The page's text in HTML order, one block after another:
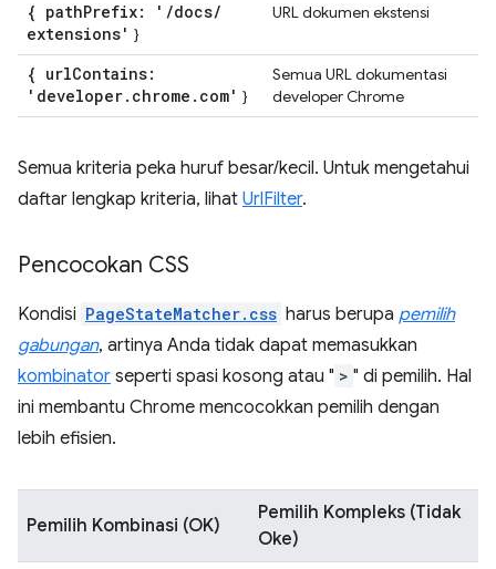
{ pathPrefix: ' /docs/
extensions' }
URL dokumen ekstensi
{ urlContains:
'developer. chrome . com' }
Semua URL dokumentasi
developer Chrome
Semua kriteria peka huruf besar/kecil. Untuk mengetahui
daftar lengkap kriteria, lihat UrlFilter.
Pencocokan CSS
Kondisi PageStateMatcher.css harus berupa pemilih
gabungan, artinya Anda tidak dapat memasukkan
kombinator seperti spasi kosong atau " > " di pemilih. Hal
ini membantu Chrome mencocokkan pemilih dengan
lebih efisien.
Pemilih Kombinasi (OK)
Pemilih Kompleks (Tidak
Oke)